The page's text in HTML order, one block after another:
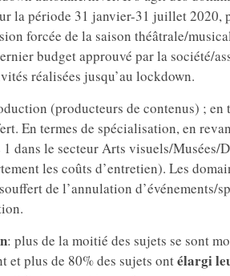
la période 31 janvier-31 juillet 2020,
forcée de la saison théâtrale/
budget approuvé par la société/
réalisées jusqu’au lockdown.
(producteurs de contenus) ; en
En termes de spécialisation, en
dans le secteur Arts visuels/Musées/
les coûts d’entretien). Les
de l’annulation d’événements/
: plus de la moitié des sujets se sont
et plus de 80% des sujets ontélargi